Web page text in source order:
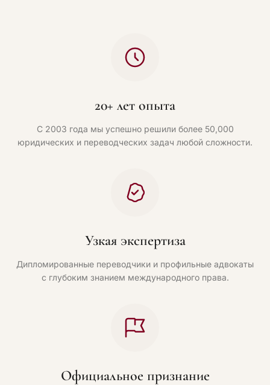
20+ лет опыта
С 2003 года мы успешно решили более 50,000
юридических и переводческих задач любой сложности.
Узкая экспертиза
Дипломированные переводчики и профильные адвокаты
с глубоким знанием международного права.
Официальное признание